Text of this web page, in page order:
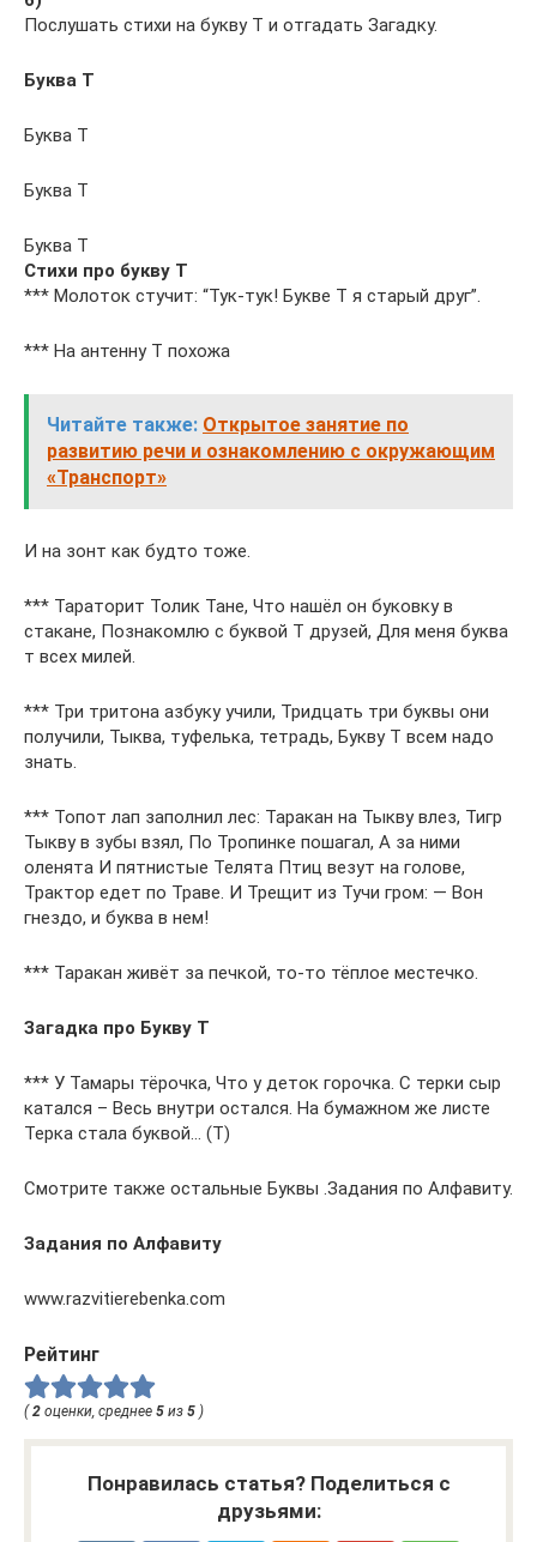
Послушать стихи на букву Т и отгадать Загадку.
Буква Т
Буква Т
Буква Т
Буква Т
Стихи про букву Т
*** Молоток стучит: “Тук-тук! Букве Т я старый друг”.
*** На антенну Т похожа
Читайте также: Открытое занятие по
развитию речи и ознакомлению с окружающим
«Транспорт»
И на зонт как будто тоже.
*** Тараторит Толик Тане, Что нашёл он буковку в
стакане, Познакомлю с буквой Т друзей, Для меня буква
т всех милей.
*** Три тритона азбуку учили, Тридцать три буквы они
получили, Тыква, туфелька, тетрадь, Букву Т всем надо
знать.
*** Топот лап заполнил лес: Таракан на Тыкву влез, Тигр
Тыкву в зубы взял, По Тропинке пошагал, А за ними
оленята И пятнистые Телята Птиц везут на голове,
Трактор едет по Траве. И Трещит из Тучи гром: — Вон
гнездо, и буква в нем!
*** Таракан живёт за печкой, то-то тёплое местечко.
Загадка про Букву Т
*** У Тамары тёрочка, Что у деток горочка. С терки сыр
катался – Весь внутри остался. На бумажном же листе
Терка стала буквой… (Т)
Смотрите также остальные Буквы .Задания по Алфавиту.
Задания по Алфавиту
www.razvitierebenka.com
Рейтинг
( 2 оценки, среднее 5 из 5 )
Понравилась статья? Поделиться с
друзьями: